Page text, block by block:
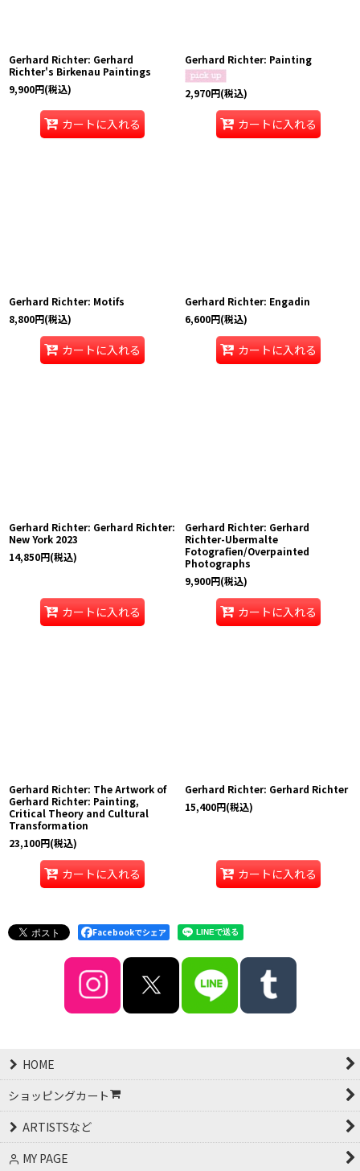
Gerhard Richter: Gerhard
Richter's Birkenau Paintings
9,900円(税込)
カートに入れる
Gerhard Richter: Painting
2,970円(税込)
カートに入れる
Gerhard Richter: Motifs
8,800円(税込)
カートに入れる
Gerhard Richter: Engadin
6,600円(税込)
カートに入れる
Gerhard Richter: Gerhard Richter:
New York 2023
14,850円(税込)
カートに入れる
Gerhard Richter: Gerhard
Richter-Ubermalte
Fotografien/Overpainted
Photographs
9,900円(税込)
カートに入れる
Gerhard Richter: The Artwork of
Gerhard Richter: Painting,
Critical Theory and Cultural
Transformation
23,100円(税込)
カートに入れる
Gerhard Richter: Gerhard Richter
15,400円(税込)
カートに入れる
Facebookでシェア
HOME
ショッピングカート
ARTISTSなど
MY PAGE